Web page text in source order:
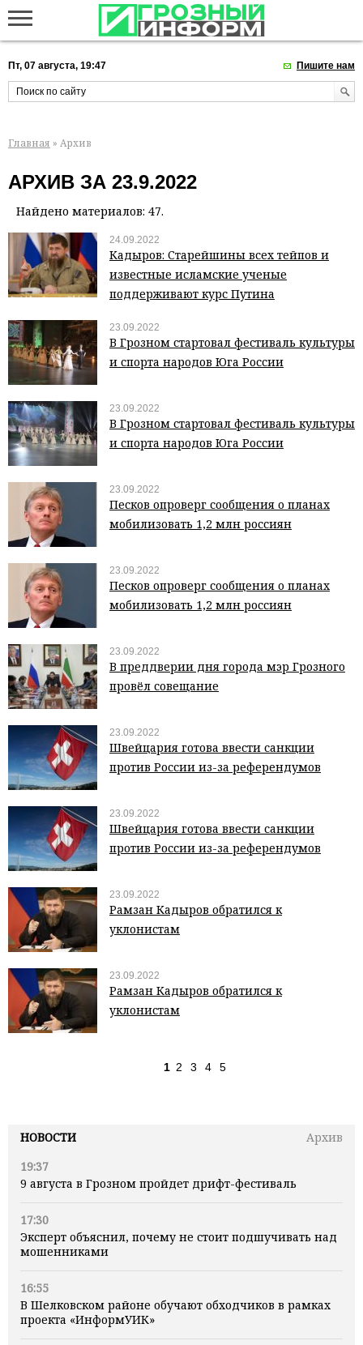
Пт, 07 августа, 19:47 Пишите нам
НОВОСТИ
Архив
19:37
9 августа в Грозном пройдет дрифт-фестиваль
17:30
Эксперт объяснил, почему не стоит подшучивать над
мошенниками
16:55
В Шелковском районе обучают обходчиков в рамках
проекта «ИнформУИК»
Главная » Архив
АРХИВ ЗА 23.9.2022
Найдено материалов: 47.
24.09.2022
Кадыров: Старейшины всех тейпов и
известные исламские ученые
поддерживают курс Путина
23.09.2022
В Грозном стартовал фестиваль культуры
и спорта народов Юга России
23.09.2022
В Грозном стартовал фестиваль культуры
и спорта народов Юга России
23.09.2022
Песков опроверг сообщения о планах
мобилизовать 1,2 млн россиян
23.09.2022
Песков опроверг сообщения о планах
мобилизовать 1,2 млн россиян
23.09.2022
В преддверии дня города мэр Грозного
провёл совещание
23.09.2022
Швейцария готова ввести санкции
против России из-за референдумов
23.09.2022
Швейцария готова ввести санкции
против России из-за референдумов
23.09.2022
Рамзан Кадыров обратился к
уклонистам
23.09.2022
Рамзан Кадыров обратился к
уклонистам
1 2 3 4 5